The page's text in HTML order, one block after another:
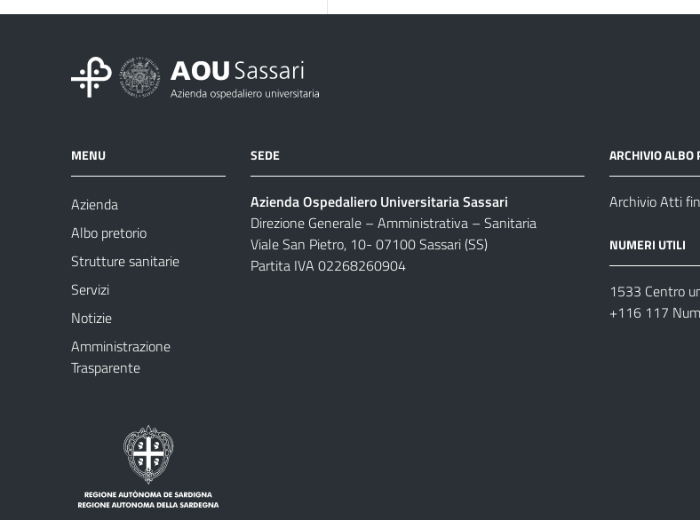
MENU
Azienda
Albo pretorio
Strutture sanitarie
Servizi
Notizie
Amministrazione
Trasparente
SEDE
Azienda Ospedaliero Universitaria Sassari
Direzione Generale – Amministrativa – Sanitaria
Viale San Pietro, 10- 07100 Sassari (SS)
Partita IVA 02268260904
ARCHIVIO ALBO
Archivio Atti
NUMERI UTILI
1533 Centro
+116 117